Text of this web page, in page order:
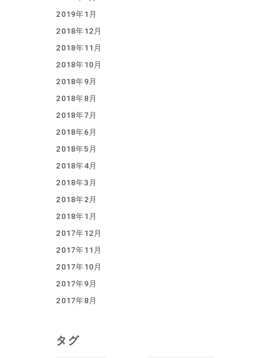
2019年1月
2018年12月
2018年11月
2018年10月
2018年9月
2018年8月
2018年7月
2018年6月
2018年5月
2018年4月
2018年3月
2018年2月
2018年1月
2017年12月
2017年11月
2017年10月
2017年9月
2017年8月
タグ